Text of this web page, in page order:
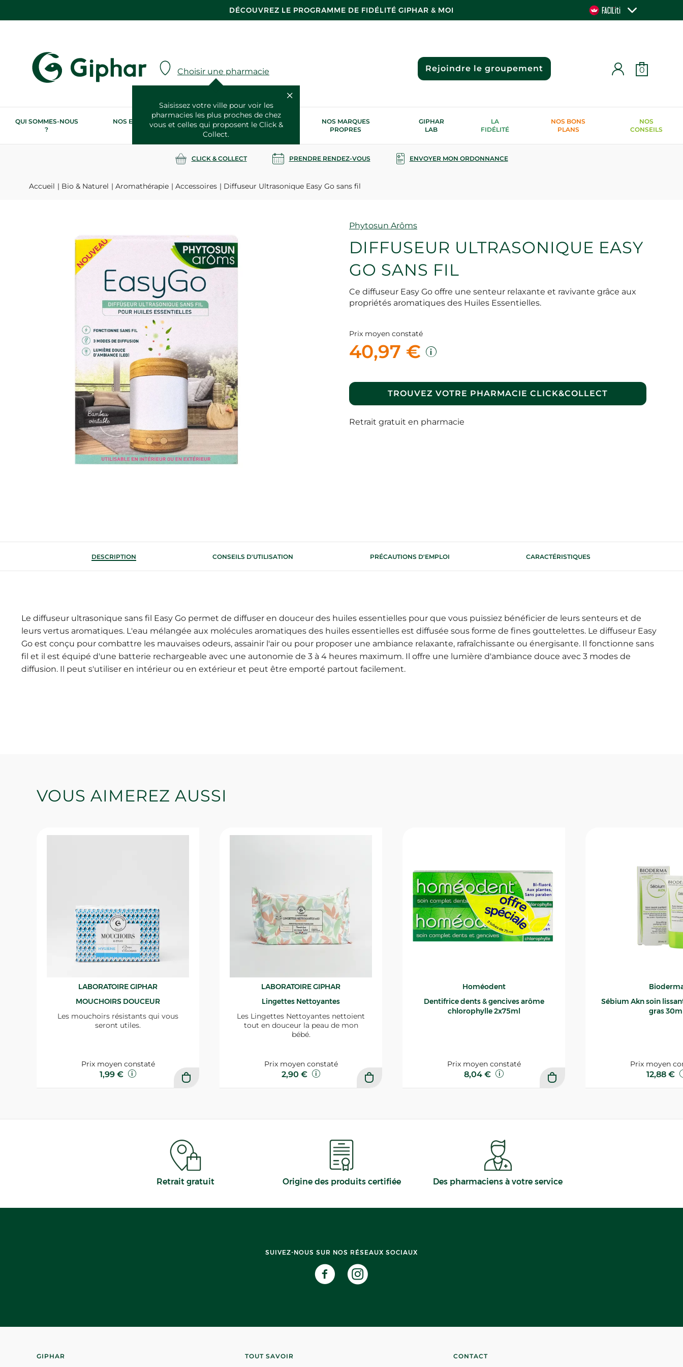
DÉCOUVREZ LE PROGRAMME DE FIDÉLITÉ GIPHAR & MOI
Choisir une pharmacie
Saisissez votre ville pour voir les
pharmacies les plus proches de chez
vous et celles qui proposent le Click &
Collect.
Rejoindre le groupement 0
QUI SOMMES-NOUS
?
NOS ENGAGEMENTS
RSE
NOS SERVICES
SANTÉ
NOS MARQUES
PROPRES
GIPHAR
LAB
LA
FIDÉLITÉ
NOS BONS
PLANS
NOS
CONSEILS
CLICK & COLLECT PRENDRE RENDEZ-VOUS ENVOYER MON ORDONNANCE
Accueil Bio & Naturel Aromathérapie Accessoires Diffuseur Ultrasonique Easy Go sans fil
Marque
Phytosun Arôms
DIFFUSEUR ULTRASONIQUE EASY
GO SANS FIL
Ce diffuseur Easy Go offre une senteur relaxante et ravivante grâce aux
propriétés aromatiques des Huiles Essentielles.
Prix moyen constaté
40,97 €
TROUVEZ VOTRE PHARMACIE CLICK&COLLECT
Retrait gratuit en pharmacie
DESCRIPTION CONSEILS D'UTILISATION PRÉCAUTIONS D'EMPLOI CARACTÉRISTIQUES
Le diffuseur ultrasonique sans fil Easy Go permet de diffuser en douceur des huiles essentielles pour que vous puissiez bénéficier de leurs senteurs et de
leurs vertus aromatiques. L'eau mélangée aux molécules aromatiques des huiles essentielles est diffusée sous forme de fines gouttelettes. Le diffuseur Easy
Go est conçu pour combattre les mauvaises odeurs, assainir l'air ou pour proposer une ambiance relaxante, rafraîchissante ou énergisante. Il fonctionne sans
fil et il est équipé d'une batterie rechargeable avec une autonomie de 3 à 4 heures maximum. Il offre une lumière d'ambiance douce avec 3 modes de
diffusion. Il peut s'utiliser en intérieur ou en extérieur et peut être emporté partout facilement.
VOUS AIMEREZ AUSSI
LABORATOIRE GIPHAR
MOUCHOIRS DOUCEUR
Les mouchoirs résistants qui vous
seront utiles.
Prix moyen constaté
1,99 €
LABORATOIRE GIPHAR
Lingettes Nettoyantes
Les Lingettes Nettoyantes nettoient
tout en douceur la peau de mon
bébé.
Prix moyen constaté
2,90 €
Homéodent
Dentifrice dents & gencives arôme
chlorophylle 2x75ml
Prix moyen constaté
8,04 €
Sébium Akn soin lissant
gras
Prix moyen
12,88 €
Retrait gratuit Origine des produits certifiée Des pharmaciens à votre service
SUIVEZ-NOUS SUR NOS RÉSEAUX SOCIAUX
GIPHAR TOUT SAVOIR CONTACT